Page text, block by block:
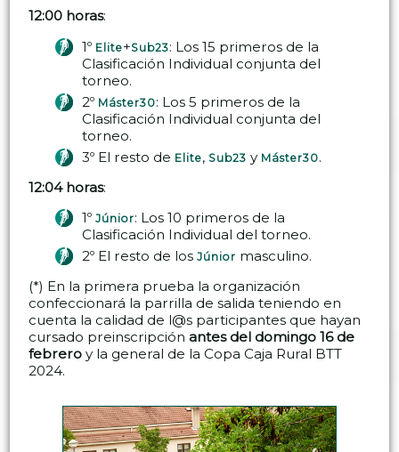
12:00 horas:
1º Elite+Sub23: Los 15 primeros de la
Clasificación Individual conjunta del
torneo.
2º Máster30: Los 5 primeros de la
Clasificación Individual conjunta del
torneo.
3º El resto de Elite, Sub23 y Máster30.
12:04 horas:
1ºJúnior: Los 10 primeros de la
Clasificación Individual del torneo.
2º El resto de losJúnior masculino.
(*) En la primera prueba la organización
confeccionará la parrilla de salida teniendo en
cuenta la calidad de l@s participantes que hayan
cursado preinscripción antes del domingo 16 de
febrero y la general de la Copa Caja Rural BTT
2024.